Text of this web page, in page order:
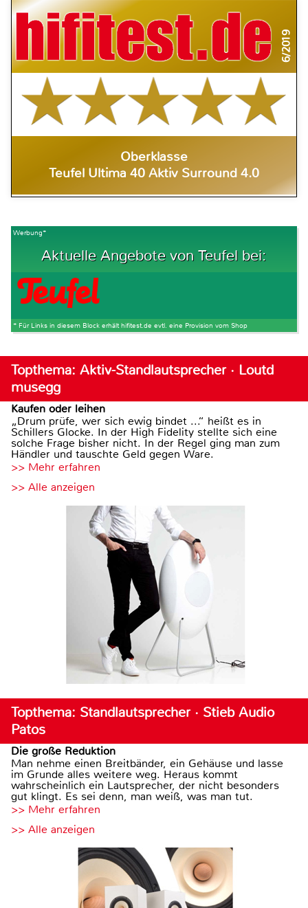
6/2019
Oberklasse
Teufel Ultima 40 Aktiv Surround 4.0
Werbung*
Aktuelle Angebote von Teufel bei:
* Für Links in diesem Block erhält hifitest.de evtl. eine Provision vom Shop
Topthema: Aktiv-Standlautsprecher · Loutd
musegg
Kaufen oder leihen
„Drum prüfe, wer sich ewig bindet ...“ heißt es in
Schillers Glocke. In der High Fidelity stellte sich eine
solche Frage bisher nicht. In der Regel ging man zum
Händler und tauschte Geld gegen Ware.
>> Mehr erfahren
>> Alle anzeigen
Topthema: Standlautsprecher · Stieb Audio
Patos
Die große Reduktion
Man nehme einen Breitbänder, ein Gehäuse und lasse
im Grunde alles weitere weg. Heraus kommt
wahrscheinlich ein Lautsprecher, der nicht besonders
gut klingt. Es sei denn, man weiß, was man tut.
>> Mehr erfahren
>> Alle anzeigen